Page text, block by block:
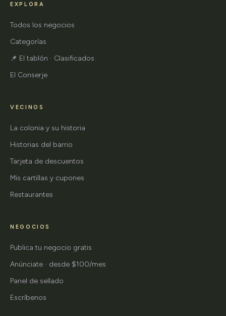
EXPLORA
Todos los negocios
Categorías
📌 El tablón · Clasificados
El Conserje
VECINOS
La colonia y su historia
Historias del barrio
Tarjeta de descuentos
Mis cartillas y cupones
Restaurantes
NEGOCIOS
Publica tu negocio gratis
Anúnciate · desde $100/mes
Panel de sellado
Escríbenos